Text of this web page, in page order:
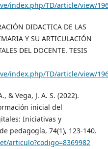
index.php/TD/article/view/
DIDACTICA DE LAS
Y SU ARTICULACIÓN
DEL DOCENTE. TESIS
index.php/TD/article/view/
& Vega, J. A. S. (2022).
inicial del
Iniciativas y
pedagogía, 74(1), 123-140.
articulo?codigo=8369982